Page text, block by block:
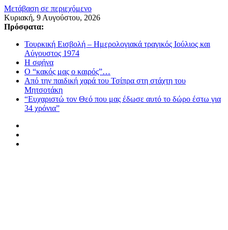
Μετάβαση σε περιεχόμενο
Κυριακή, 9 Αυγούστου, 2026
Πρόσφατα:
Τουρκική Εισβολή – Ημερολογιακά τραγικός Ιούλιος και
Αύγουστος 1974
Η σφήνα
Ο “κακός μας ο καιρός”…
Από την παιδική χαρά του Τσίπρα στη στάχτη του
Μητσοτάκη
“Ευχαριστώ τον Θεό που μας έδωσε αυτό το δώρο έστω για
34 χρόνια”